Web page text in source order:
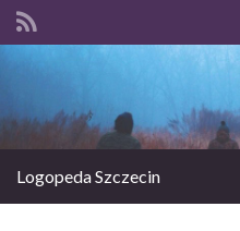
Logopeda Szczecin